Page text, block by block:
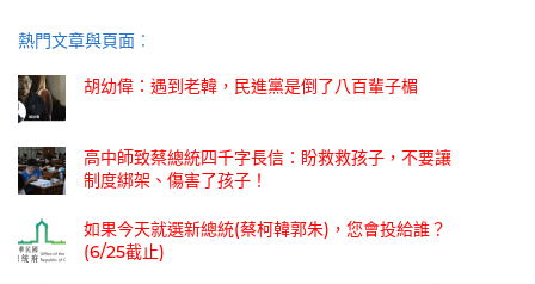
熱門文章與頁面︰
胡幼偉：遇到老韓，民進黨是倒了八百輩子楣
高中師致蔡總統四千字長信：盼救救孩子，不要讓
制度綁架、傷害了孩子！
如果今天就選新總統(蔡柯韓郭朱)，您會投給誰？
(6/25截止)